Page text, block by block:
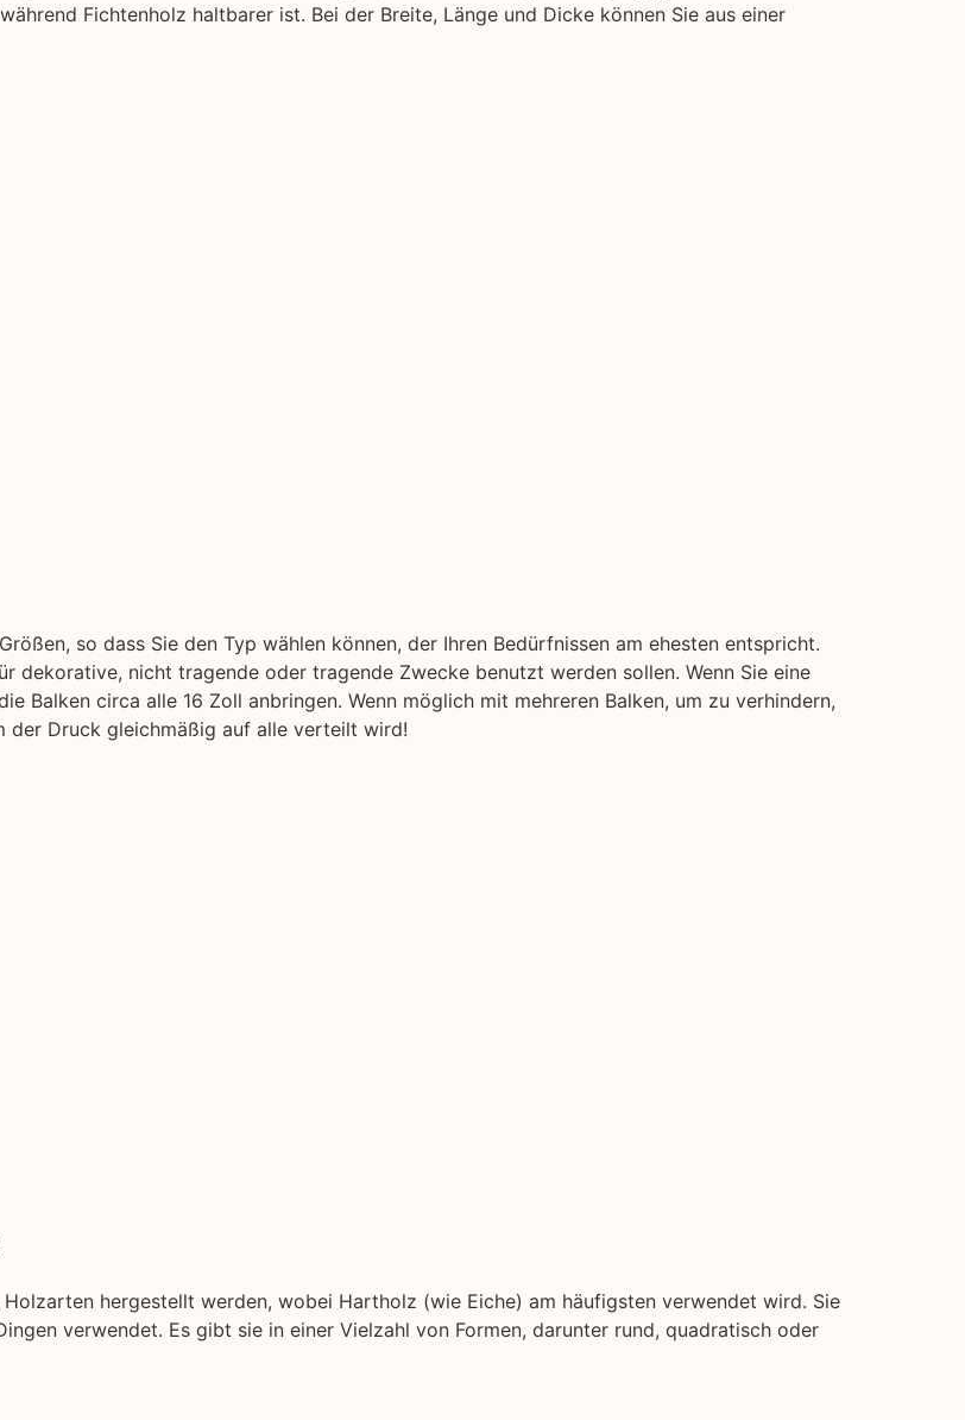
Fichtenholz haltbarer ist. Bei der Breite, Länge und Dicke können Sie aus einer
so dass Sie den Typ wählen können, der Ihren Bedürfnissen am ehesten entspricht.
dekorative, nicht tragende oder tragende Zwecke benutzt werden sollen. Wenn Sie eine
Balken circa alle 16 Zoll anbringen. Wenn möglich mit mehreren Balken, um zu verhindern,
der Druck gleichmäßig auf alle verteilt wird!
hergestellt werden, wobei Hartholz (wie Eiche) am häufigsten verwendet wird. Sie
verwendet. Es gibt sie in einer Vielzahl von Formen, darunter rund, quadratisch oder